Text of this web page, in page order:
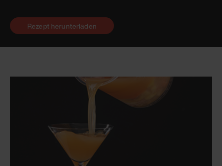
Rezept herunterladen